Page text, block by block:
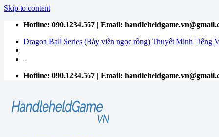
Skip to content
Hotline: 090.1234.567 | Email:
Dragon Ball Series (Bảy viên ngọc rồng) Thuyết Minh Tiếng
-
Hotline: 090.1234.567 | Email: